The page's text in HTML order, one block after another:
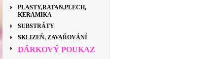
PLASTY,RATAN,PLECH,
KERAMIKA
SUBSTRÁTY
SKLIZEŇ, ZAVAŘOVÁNÍ
DÁRKOVÝ POUKAZ